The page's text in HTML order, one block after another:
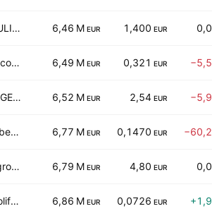
PAULIC Meunerie SA 6,46 M EUR 1,400 EUR
Oncodesign Precision Medicine S.A. 6,49 M EUR 0,321 EUR
UV GERMI Societe Anonyme 6,52 M EUR 2,54 EUR
Bigben Interactive SA 6,77 M EUR 0,1470 EUR
Augros Cosmetics Packaging SA 6,79 M EUR 4,80 EUR
Neolife SAS 6,86 M EUR 0,0726 EUR